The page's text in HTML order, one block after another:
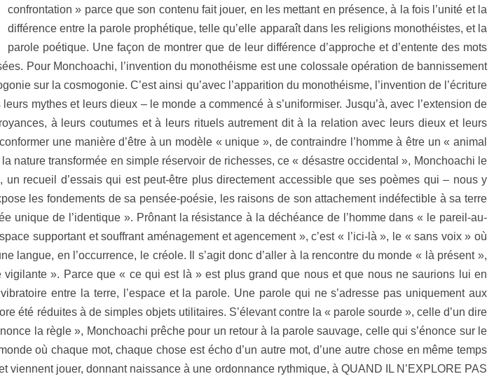
confrontation » parce que son contenu fait jouer, en les mettant en présence, à la fois l’unité et la
différence entre la parole prophétique, telle qu’elle apparaît dans les religions monothéistes, et la
parole poétique. Une façon de montrer que de leur différence d’approche et d’entente des mots
Pour Monchoachi, l’invention du monothéisme est une colossale opération de bannissement
sur la cosmogonie. C’est ainsi qu’avec l’apparition du monothéisme, l’invention de l’écriture
mythes et leurs dieux – le monde a commencé à s’uniformiser. Jusqu’à, avec l’extension de
à leurs coutumes et à leurs rituels autrement dit à la relation avec leurs dieux et leurs
une manière d’être à un modèle « unique », de contraindre l’homme à être un « animal
nature transformée en simple réservoir de richesses, ce « désastre occidental », Monchoachi le
recueil d’essais qui est peut-être plus directement accessible que ses poèmes qui – nous y
les fondements de sa pensée-poésie, les raisons de son attachement indéfectible à sa terre
unique de l’identique ». Prônant la résistance à la déchéance de l’homme dans « le pareil-au-
supportant et souffrant aménagement et agencement », c’est « l’ici-là », le « sans voix » où
langue, en l’occurrence, le créole. Il s’agit donc d’aller à la rencontre du monde « là présent »,
». Parce que « ce qui est là » est plus grand que nous et que nous ne saurions lui en
entre la terre, l’espace et la parole. Une parole qui ne s’adresse pas uniquement aux
été réduites à de simples objets utilitaires. S’élevant contre la « parole sourde », celle d’un dire
la règle », Monchoachi prêche pour un retour à la parole sauvage, celle qui s’énonce sur le
où chaque mot, chaque chose est écho d’un autre mot, d’une autre chose en même temps
jouer, donnant naissance à une ordonnance rythmique, à QUAND IL N’EXPLORE PAS